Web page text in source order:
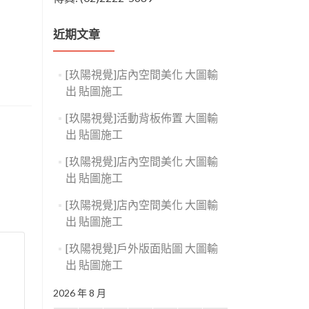
近期文章
[玖陽視覺]店內空間美化 大圖輸
出 貼圖施工
[玖陽視覺]活動背板佈置 大圖輸
出 貼圖施工
[玖陽視覺]店內空間美化 大圖輸
出 貼圖施工
[玖陽視覺]店內空間美化 大圖輸
出 貼圖施工
[玖陽視覺]戶外版面貼圖 大圖輸
出 貼圖施工
2026 年 8 月